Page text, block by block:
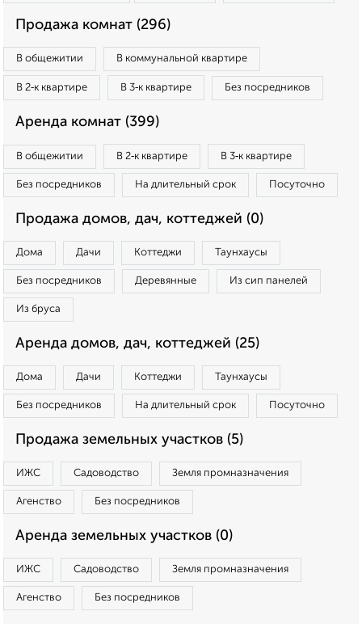
Продажа комнат (296)
В общежитии В коммунальной квартире
В 2‑к квартире В 3‑к квартире Без посредников
Аренда комнат (399)
В общежитии В 2‑к квартире В 3‑к квартире
Без посредников На длительный срок Посуточно
Продажа домов, дач, коттеджей (0)
Дома Дачи Коттеджи Таунхаусы
Без посредников Деревянные Из сип панелей
Из бруса
Аренда домов, дач, коттеджей (25)
Дома Дачи Коттеджи Таунхаусы
Без посредников На длительный срок Посуточно
Продажа земельных участков (5)
ИЖС Садоводство Земля промназначения
Агенство Без посредников
Аренда земельных участков (0)
ИЖС Садоводство Земля промназначения
Агенство Без посредников